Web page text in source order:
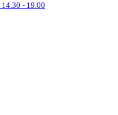
14.30 - 19.00